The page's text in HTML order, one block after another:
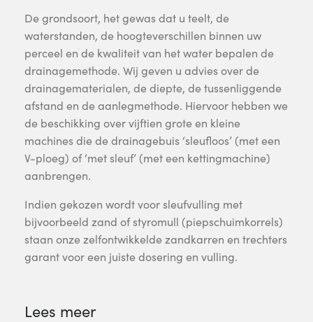
De grondsoort, het gewas dat u teelt, de
waterstanden, de hoogteverschillen binnen uw
perceel en de kwaliteit van het water bepalen de
drainagemethode. Wij geven u advies over de
drainagematerialen, de diepte, de tussenliggende
afstand en de aanlegmethode. Hiervoor hebben we
de beschikking over vijftien grote en kleine
machines die de drainagebuis ‘sleufloos’ (met een
V-ploeg) of ‘met sleuf’ (met een kettingmachine)
aanbrengen.
Indien gekozen wordt voor sleufvulling met
bijvoorbeeld zand of styromull (piepschuimkorrels)
staan onze zelfontwikkelde zandkarren en trechters
garant voor een juiste dosering en vulling.
Lees meer